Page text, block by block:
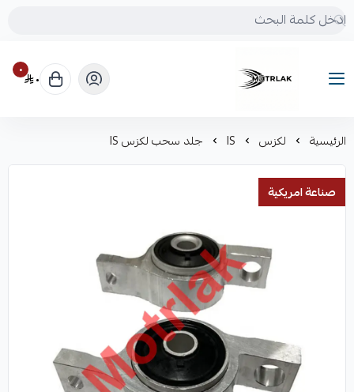
Motrlak
٠ ٠
الرئيسية لكزس IS جلد سحب لكزس IS
صناعة امريكية